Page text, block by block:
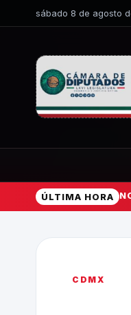
sábado 8 de agosto
ÚLTIMA HORA
CDMX